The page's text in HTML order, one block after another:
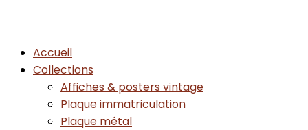
Accueil
Collections
Affiches & posters vintage
Plaque immatriculation
Plaque métal